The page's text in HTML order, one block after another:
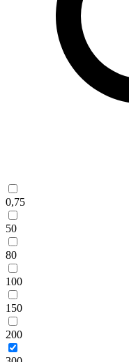
0,75
50
80
100
150
200